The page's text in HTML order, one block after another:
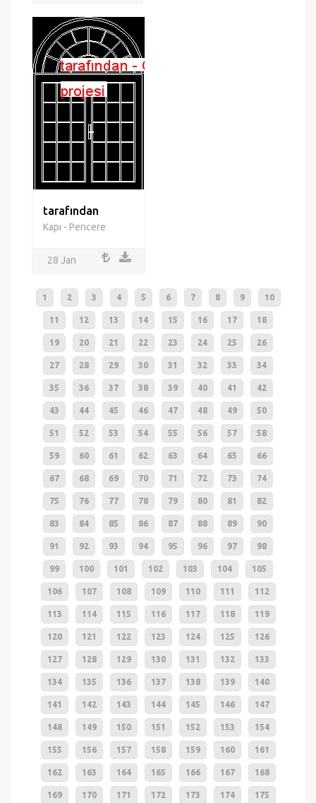
tarafından
Kapı - Pencere
28 Jan
1 2 3 4 5 6 7 8 9 10
11 12 13 14 15 16 17 18
19 20 21 22 23 24 25 26
27 28 29 30 31 32 33 34
35 36 37 38 39 40 41 42
43 44 45 46 47 48 49 50
51 52 53 54 55 56 57 58
59 60 61 62 63 64 65 66
67 68 69 70 71 72 73 74
75 76 77 78 79 80 81 82
83 84 85 86 87 88 89 90
91 92 93 94 95 96 97 98
99 100 101 102 103 104 105
106 107 108 109 110 111 112
113 114 115 116 117 118 119
120 121 122 123 124 125 126
127 128 129 130 131 132 133
134 135 136 137 138 139 140
141 142 143 144 145 146 147
148 149 150 151 152 153 154
155 156 157 158 159 160 161
162 163 164 165 166 167 168
169 170 171 172 173 174 175